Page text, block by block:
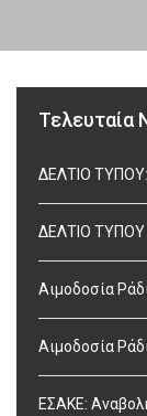
Τελευταία
ΔΕΛΤΙΟ
ΔΕΛΤΙΟ ΤΥΠΟΥ
Αιμοδοσία
Αιμοδοσία
ΕΣΑΚΕ: